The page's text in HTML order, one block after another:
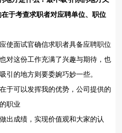
于考查求职者对应聘单位、职位
使面试官确信求职者具备应聘职位
对这份工作充满了兴趣与期待，也
引的地方则要委婉巧妙一些。
于可以发挥我的优势，公司提供的
职业
出成绩，实现价值观和大家的认